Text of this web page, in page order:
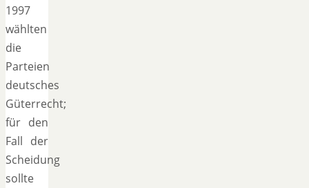
1997
wählten
die
Parteien
deutsches
Güterrecht;
für den
Fall der
Scheidung
sollte